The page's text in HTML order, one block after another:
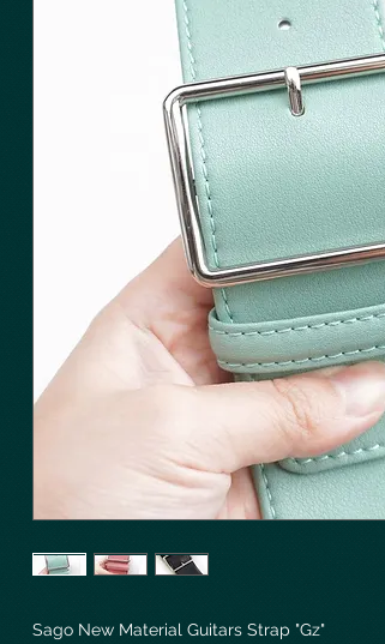
Sago New Material Guitars Strap "Gz"